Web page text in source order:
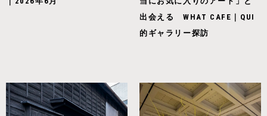
出会える WHAT CAFE｜QUI
的ギャラリー探訪